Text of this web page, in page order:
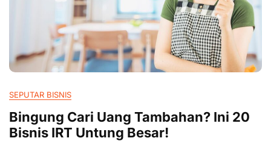
SEPUTAR BISNIS
Bingung Cari Uang Tambahan? Ini 20
Bisnis IRT Untung Besar!